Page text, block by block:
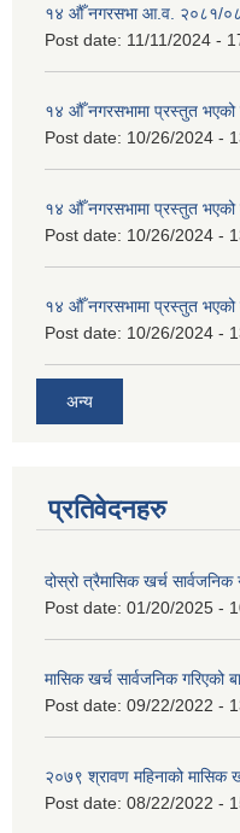
१४ औँ नगरसभा आ.व. २०८१/
Post date: 11/11/2024 -
१४ औँ नगरसभामा प्रस्तुत भएको
Post date: 10/26/2024 -
१४ औँ नगरसभामा प्रस्तुत भएको
Post date: 10/26/2024 -
१४ औँ नगरसभामा प्रस्तुत
Post date: 10/26/2024 -
अन्य
प्रतिवेदनहरु
दोस्रो त्रैमासिक खर्च सार्वजनिक
Post date: 01/20/2025 -
मासिक खर्च सार्वजनिक गरिएको
Post date: 09/22/2022 -
२०७९ श्रावण महिनाको मासिक
Post date: 08/22/2022 -